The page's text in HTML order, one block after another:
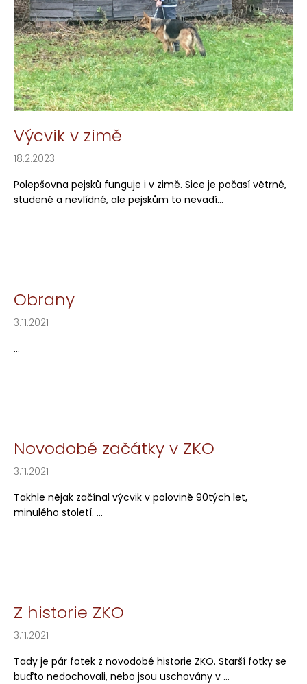
l
á
n
k
ů
Výcvik v zimě
18.2.2023
Polepšovna pejsků funguje i v zimě. Sice je počasí větrné,
studené a nevlídné, ale pejskům to nevadí...
Obrany
3.11.2021
...
Novodobé začátky v ZKO
3.11.2021
Takhle nějak začínal výcvik v polovině 90tých let,
minulého století. ...
Z historie ZKO
3.11.2021
Tady je pár fotek z novodobé historie ZKO. Starší fotky se
buďto nedochovali, nebo jsou uschovány v ...
a
j
í
t
?